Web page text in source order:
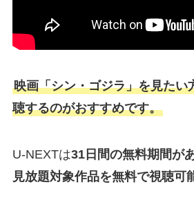
映画「シン・ゴジラ」を見たい
聴するのがおすすめです。
U-NEXTは31日間の無料期間が
見放題対象作品を無料で視聴可